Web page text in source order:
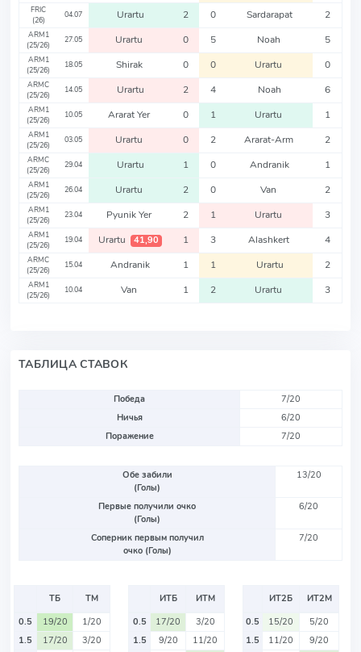
FRIC
(26)
04.07 Urartu 2 0 Sardarapat 2
ARM1
(25/26)
27.05 Urartu 0 5 Noah 5
ARM1
(25/26)
18.05 Shirak 0 0 Urartu 0
ARMC
(25/26)
14.05 Urartu 2 4 Noah 6
ARM1
(25/26)
10.05 Ararat Yer 0 1 Urartu 1
ARM1
(25/26)
03.05 Urartu 0 2 Ararat-Arm 2
ARMC
(25/26)
29.04 Urartu 1 0 Andranik 1
ARM1
(25/26)
26.04 Urartu 2 0 Van 2
ARM1
(25/26)
23.04 Pyunik Yer 2 1 Urartu 3
ARM1
(25/26)
19.04 Urartu 41,90 1 3 Alashkert 4
ARMC
(25/26)
15.04 Andranik 1 1 Urartu 2
ARM1
(25/26)
10.04 Van 1 2 Urartu 3
ТАБЛИЦА СТАВОК
Победа
7/20
Ничья
6/20
Поражение
7/20
Обе забили
(Голы)
13/20
Первые получили очко
(Голы)
6/20
Соперник первым получил
очко (Голы)
7/20
ТБ
ТМ
0.5
19/20
1/20
1.5
17/20
3/20
ИТБ
ИТМ
0.5
17/20
3/20
1.5
9/20
11/20
ИТ2Б
ИТ2М
0.5
15/20
5/20
1.5
11/20
9/20